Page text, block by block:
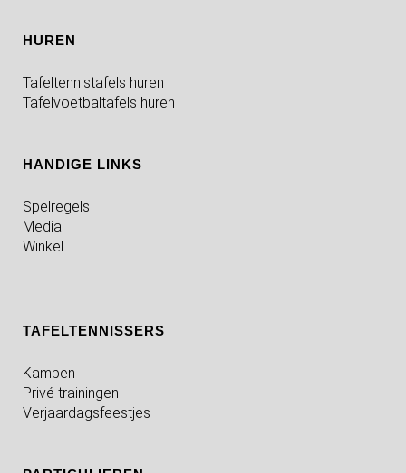
HUREN
Tafeltennistafels huren
Tafelvoetbaltafels huren
HANDIGE LINKS
Spelregels
Media
Winkel
TAFELTENNISSERS
Kampen
Privé trainingen
Verjaardagsfeestjes